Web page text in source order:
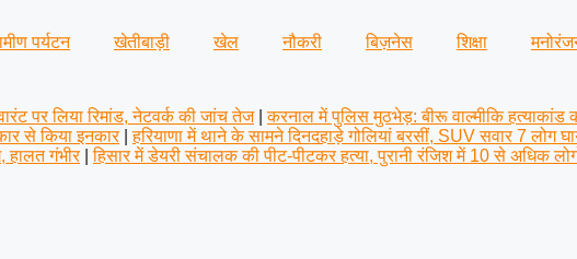
पर्यटन खेतीबाड़ी खेल नौकरी बिज़नेस शिक्षा
पर लिया रिमांड, नेटवर्क की जांच तेज
करनाल में पुलिस मुठभेड़: बीरू वाल्मीकि हत्याकांड
से किया इनकार
हरियाणा में थाने के सामने दिनदहाड़े गोलियां बरसीं, SUV सवार 7 लोग
हालत गंभीर
हिसार में डेयरी संचालक की पीट-पीटकर हत्या, पुरानी रंजिश में 10 से अधिक